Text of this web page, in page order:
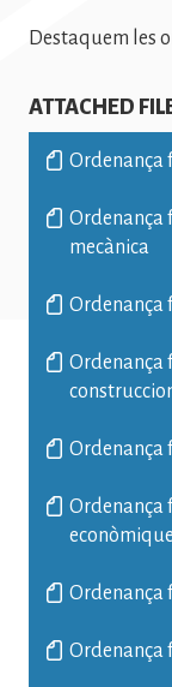
Destaquem les
ATTACHED
Ordenança
Ordenança
mecànica
Ordenança
Ordenança
Ordenança
Ordenança
Ordenança
Ordenança